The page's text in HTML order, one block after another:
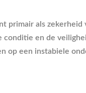
primair als
en de
op een instabiele